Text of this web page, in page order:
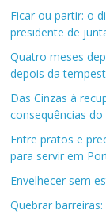
Ficar ou partir: o
presidente de
Quatro meses
depois da
Das Cinzas à
consequências
Entre pratos e
para servir em
Envelhecer sem
Quebrar